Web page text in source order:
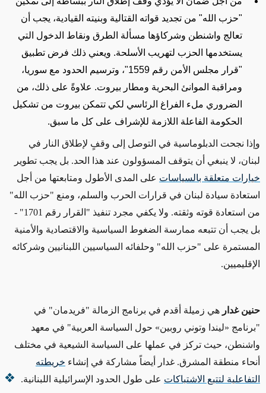
"حزب الله" من تجديد قواته القتالية وبنيته القيادية، يجب أن
تعالج واشنطن وشركاؤها مسألة الطرق ونقاط الدخول التي
يستخدمها الحزب لتهريب الأسلحة. ويعني ذلك فرض تطبيق
"قرار مجلس الأمن رقم 1559"، وترسيم الحدود مع سوريا،
ومراقبة الموانئ البحرية ومطار بيروت. علاوةً على ذلك، من
الضروري ملء الفراغ الرئاسي لكي تتمكن بيروت من تشكيل
الحكومة الفاعلة اللازمة للإشراف على كل ما سبق.
وإذا نجحت الدبلوماسية في التوصل إلى وقفٍ لإطلاق النار في
لبنان، لا ينبغي أن يتوقف المسؤولون عند هذا الحد. بل يجب تطوير
خيارات متعلقة بالسياسات على المدى الأطول ومتابعتها من أجل
استعادة سيادة لبنان في قرارات الحرب والسلم، ومنع "حزب الله"
من استعادة قوته وثقته. ولا يكفي مجرد تنفيذ "القرار رقم 1701" -
بل يجب أن تتبعه ممارسة الضغوط السياسية والاقتصادية والأمنية
المستمرة على "حزب الله" وحلفائه السياسيين اللبنانيين وشركائه
الإقليميين.
حنين غدار هي زميلة أقدم في برنامج الزمالة "فريدمان" في
"برنامج «ليندا وتوني روبين» حول السياسة العربية" في معهد
واشنطن، حيث تركز في عملها على السياسة الشيعية في مختلف
أنحاء منطقة المشرق. غدار أيضاً مشاركة في إنشاء خريطته
التفاعلية لتتبع الاشتباكات على طول الحدود الإسرائيلية اللبنانية.